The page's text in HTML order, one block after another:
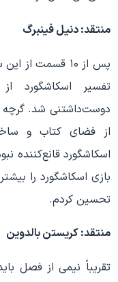
منتقد: دنیل فینبرگ
تفسیر
دوست‌داشتنی شد. گرچه
از فضای کتاب و
اسکاشگورد قانع‌کننده
بازی اسکاشگورد را
تحسین کردم.
منتقد: کریستن بالدوین
تقریباً نیمی از فصل